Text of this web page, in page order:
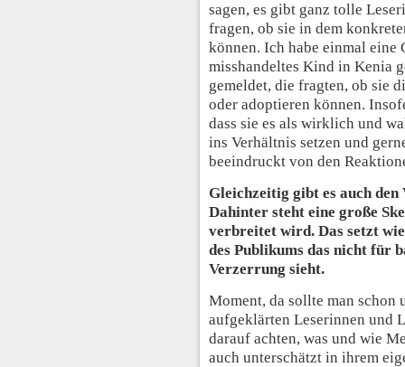
sagen, es gibt ganz tolle
fragen, ob sie in dem
können. Ich habe einmal eine
misshandeltes Kind in Kenia
gemeldet, die fragten, ob sie
oder adoptieren können.
dass sie es als wirklich und
ins Verhältnis setzen und
beeindruckt von den
Gleichzeitig gibt es auch
Dahinter steht eine große
verbreitet wird. Das setzt
des Publikums das nicht für
Verzerrung sieht.
Moment, da sollte man schon
aufgeklärten Leserinnen und
darauf achten, was und wie
auch unterschätzt in ihrem